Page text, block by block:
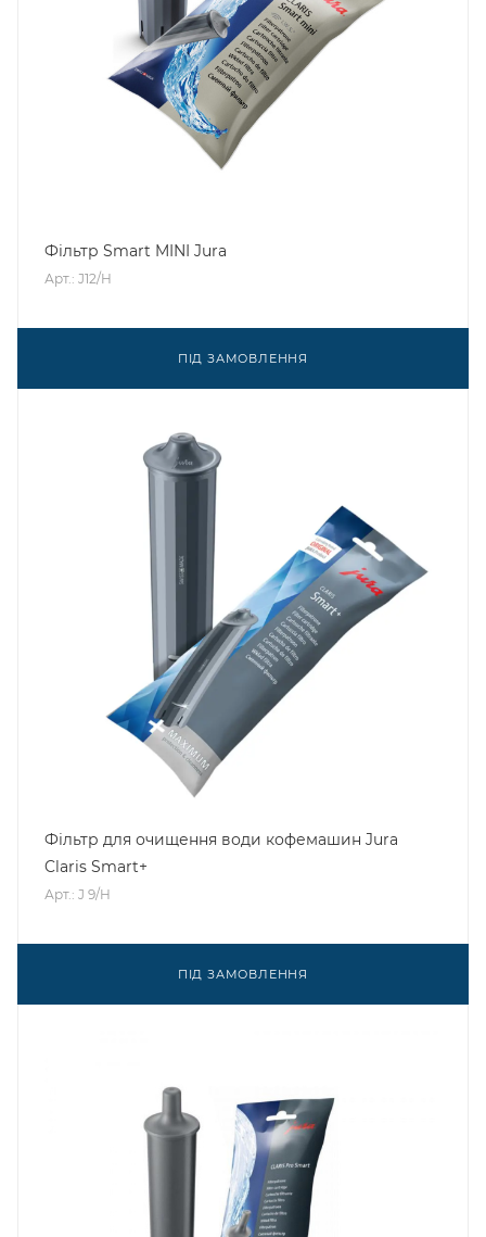
Фільтр Smart MINI Jura
Арт.: J12/H
ПІД ЗАМОВЛЕННЯ
Фільтр для очищення води кофемашин Jura
Claris Smart+
Арт.: J 9/H
ПІД ЗАМОВЛЕННЯ